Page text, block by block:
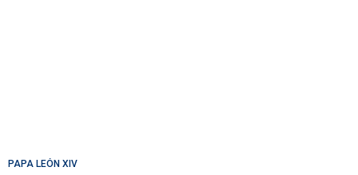
PAPA LEÓN XIV